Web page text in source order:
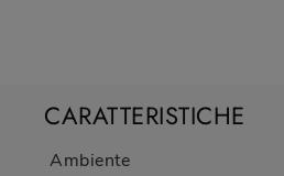
CARATTERISTICHE
Ambiente